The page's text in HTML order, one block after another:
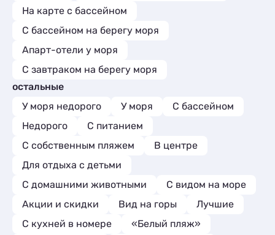
На карте с бассейном
С бассейном на берегу моря
Апарт-отели у моря
С завтраком на берегу моря
остальные
У моря недорого
У моря
С бассейном
Недорого
С питанием
С собственным пляжем
В центре
Для отдыха с детьми
С домашними животными
С видом на море
Акции и скидки
Вид на горы
Лучшие
C кухней в номере
«Белый пляж»